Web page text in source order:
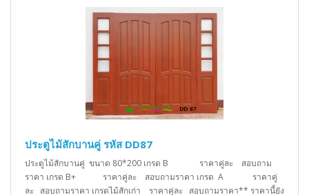
ประตูไม้สักบานคู่ รหัส DD87
ประตูไม้สักบานคู่ ขนาด 80*200 เกรด B ราคาคู่ละ สอบถาม
ราคา เกรด B+ ราคาคู่ละ สอบถามราคา เกรด A ราคาคู่
ละ สอบถามราคา เกรดไม้สักเก่า ราคาคู่ละ สอบถามราคา** ราคานี้ยัง